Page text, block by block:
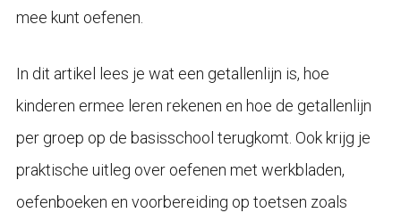
mee kunt oefenen.
In dit artikel lees je wat een getallenlijn is, hoe
kinderen ermee leren rekenen en hoe de getallenlijn
per groep op de basisschool terugkomt. Ook krijg je
praktische uitleg over oefenen met werkbladen,
oefenboeken en voorbereiding op toetsen zoals